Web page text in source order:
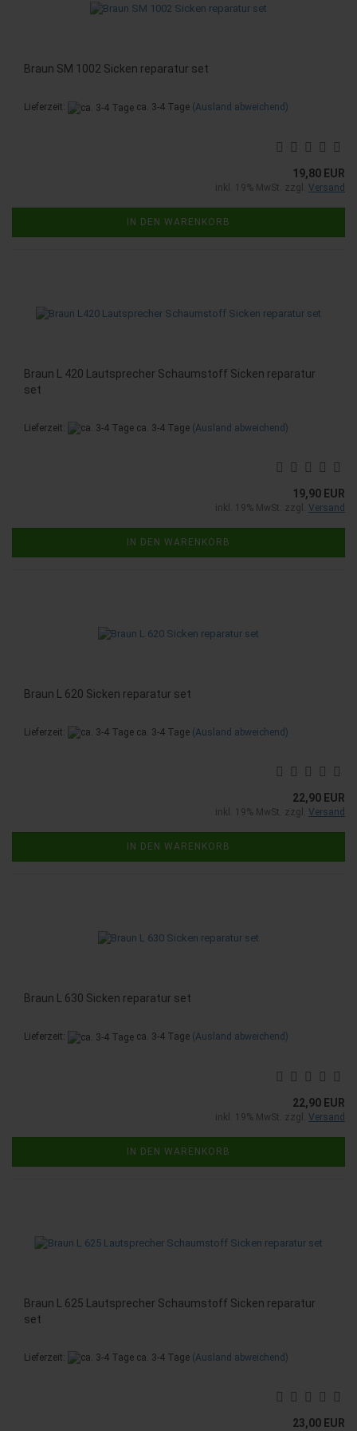
Braun SM 1002 Sicken reparatur set
Lieferzeit: ca. 3-4 Tage (Ausland abweichend)
19,80 EUR
inkl. 19% MwSt. zzgl. Versand
IN DEN WARENKORB
Braun L 420 Lautsprecher Schaumstoff Sicken reparatur
set
Lieferzeit: ca. 3-4 Tage (Ausland abweichend)
19,90 EUR
inkl. 19% MwSt. zzgl. Versand
IN DEN WARENKORB
Braun L 620 Sicken reparatur set
Lieferzeit: ca. 3-4 Tage (Ausland abweichend)
22,90 EUR
inkl. 19% MwSt. zzgl. Versand
IN DEN WARENKORB
Braun L 630 Sicken reparatur set
Lieferzeit: ca. 3-4 Tage (Ausland abweichend)
22,90 EUR
inkl. 19% MwSt. zzgl. Versand
IN DEN WARENKORB
Braun L 625 Lautsprecher Schaumstoff Sicken reparatur
set
Lieferzeit: ca. 3-4 Tage (Ausland abweichend)
23,00 EUR